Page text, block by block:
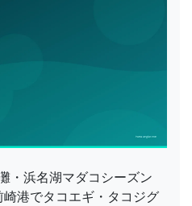
・浜名湖マダコシーズン
港でタコエギ・タコジグ